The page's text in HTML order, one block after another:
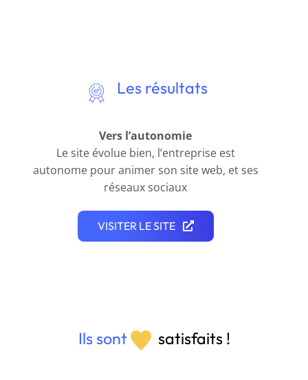
Les résultats
Vers l’autonomie
Le site évolue bien, l’entreprise est
autonome pour animer son site web, et ses
réseaux sociaux
VISITER LE SITE
Ils sont satisfaits !